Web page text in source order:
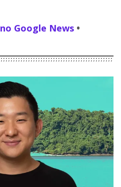
Google News•